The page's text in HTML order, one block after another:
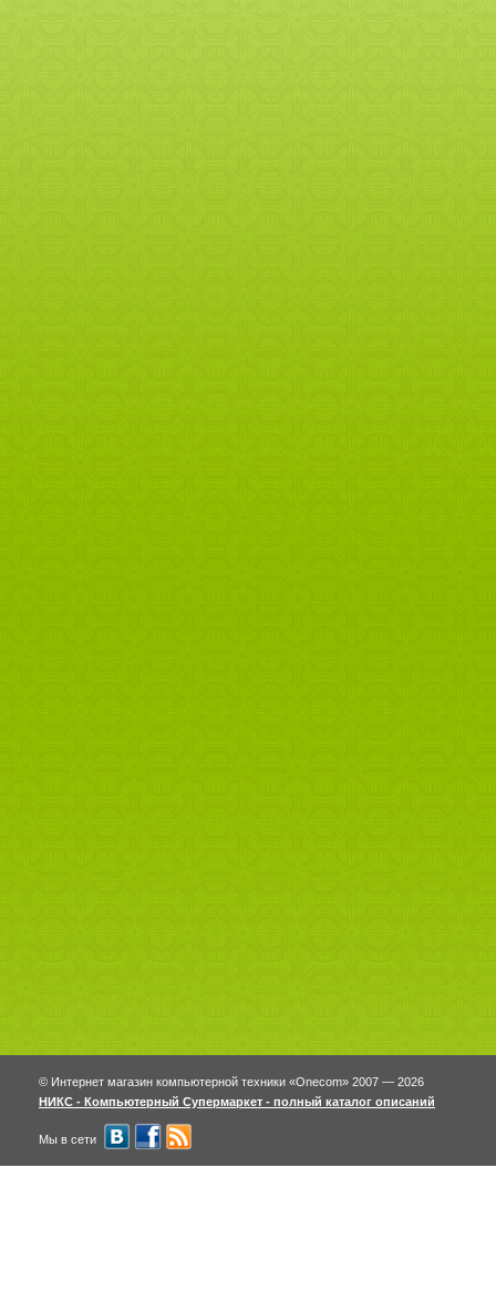
© Интернет магазин компьютерной техники «Onecom» 2007 — 2026
НИКС - Компьютерный Cупермаркет - полный каталог описаний
Мы в сети